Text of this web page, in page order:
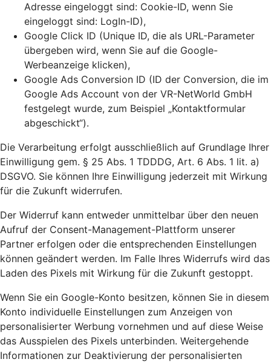
Adresse eingeloggt sind: Cookie-ID, wenn Sie
eingeloggt sind: LogIn-ID),
Google Click ID (Unique ID, die als URL-Parameter
übergeben wird, wenn Sie auf die Google-
Werbeanzeige klicken),
Google Ads Conversion ID (ID der Conversion, die im
Google Ads Account von der VR-NetWorld GmbH
festgelegt wurde, zum Beispiel „Kontaktformular
abgeschickt“).
Die Verarbeitung erfolgt ausschließlich auf Grundlage Ihrer
Einwilligung gem. § 25 Abs. 1 TDDDG, Art. 6 Abs. 1 lit. a)
DSGVO. Sie können Ihre Einwilligung jederzeit mit Wirkung
für die Zukunft widerrufen.
Der Widerruf kann entweder unmittelbar über den neuen
Aufruf der Consent-Management-Plattform unserer
Partner erfolgen oder die entsprechenden Einstellungen
können geändert werden. Im Falle Ihres Widerrufs wird das
Laden des Pixels mit Wirkung für die Zukunft gestoppt.
Wenn Sie ein Google-Konto besitzen, können Sie in diesem
Konto individuelle Einstellungen zum Anzeigen von
personalisierter Werbung vornehmen und auf diese Weise
das Ausspielen des Pixels unterbinden. Weitergehende
Informationen zur Deaktivierung der personalisierten